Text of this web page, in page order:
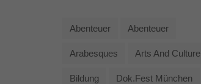
Abenteuer Abenteuer
Arabesques Arts And Culture
Bildung Dok.fest München